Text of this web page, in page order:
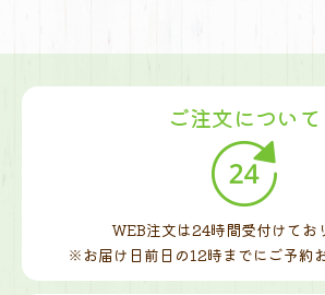
ご注文について
WEB注文は24時間受付けてお
※お届け日前日の12時までにご予約